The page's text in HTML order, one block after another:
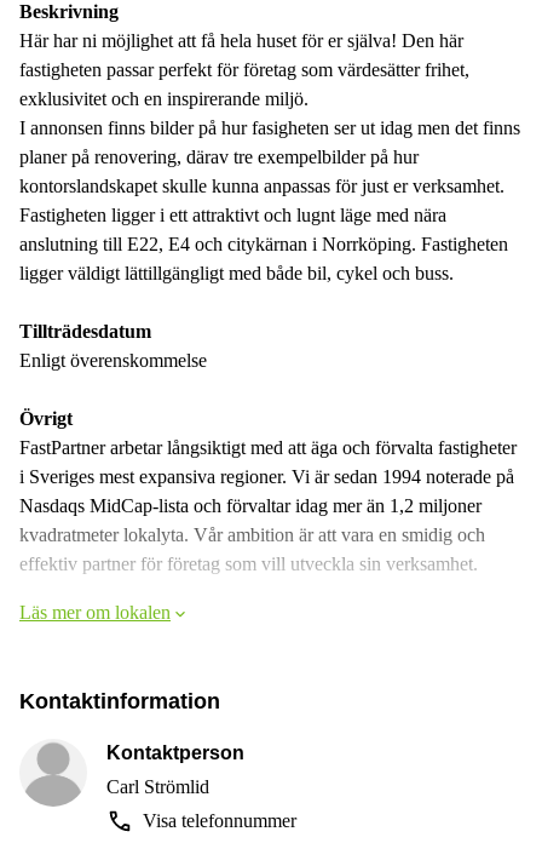
Beskrivning
Här har ni möjlighet att få hela huset för er själva! Den här
fastigheten passar perfekt för företag som värdesätter frihet,
exklusivitet och en inspirerande miljö.
I annonsen finns bilder på hur fasigheten ser ut idag men det finns
planer på renovering, därav tre exempelbilder på hur
kontorslandskapet skulle kunna anpassas för just er verksamhet.
Fastigheten ligger i ett attraktivt och lugnt läge med nära
anslutning till E22, E4 och citykärnan i Norrköping. Fastigheten
ligger väldigt lättillgängligt med både bil, cykel och buss.
Tillträdesdatum
Enligt överenskommelse
Övrigt
FastPartner arbetar långsiktigt med att äga och förvalta fastigheter
i Sveriges mest expansiva regioner. Vi är sedan 1994 noterade på
Nasdaqs MidCap-lista och förvaltar idag mer än 1,2 miljoner
kvadratmeter lokalyta. Vår ambition är att vara en smidig och
effektiv partner för företag som vill utveckla sin verksamhet.
Läs mer om lokalen
Kontaktinformation
Kontaktperson
Carl Strömlid
Visa telefonnummer